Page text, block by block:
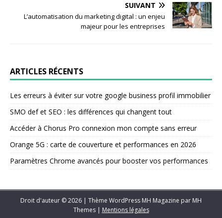
SUIVANT
L’automatisation du marketing digital : un enjeu
majeur pour les entreprises
ARTICLES RÉCENTS
Les erreurs à éviter sur votre google business profil immobilier
SMO def et SEO : les différences qui changent tout
Accéder à Chorus Pro connexion mon compte sans erreur
Orange 5G : carte de couverture et performances en 2026
Paramètres Chrome avancés pour booster vos performances
Droit d'auteur © 2026 | Thème WordPress MH Magazine par MH
Themes | Mentions légales